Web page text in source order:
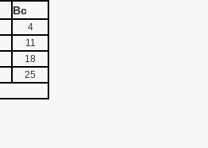
Вс
4
11
18
25